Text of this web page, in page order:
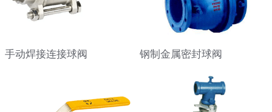
手动焊接连接球阀 钢制金属密封球阀